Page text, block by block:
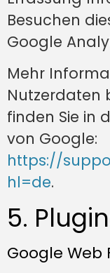
Besuchen
Google
Mehr
Nutzerdaten
finden Sie in
von Google:
https://
hl=de.
5.
Google Web